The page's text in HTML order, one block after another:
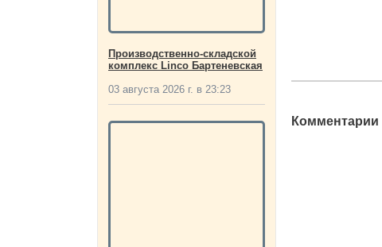
Производственно-складской
комплекс Linco Бартеневская
03 августа 2026 г. в 23:23
Комментарии